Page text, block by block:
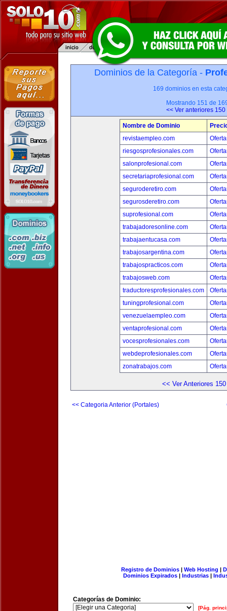
Dominios de la Categoría -
169 dominios en esta
Mostrando 151 de
<< Ver anteriores 150
Nombre de Dominio
revistaempleo.com
riesgosprofesionales.com
salonprofesional.com
secretariaprofesional.com
seguroderetiro.com
segurosderetiro.com
suprofesional.com
trabajadoresonline.com
trabajaentucasa.com
trabajosargentina.com
trabajospracticos.com
trabajosweb.com
traductoresprofesionales.com
tuningprofesional.com
venezuelaempleo.com
ventaprofesional.com
vocesprofesionales.com
webdeprofesionales.com
zonatrabajos.com
<< Ver Anteriores 150
<< Categoria Anterior (Portales)
Registro de Dominios| Web Hosting |
Dominios Expirados | Industrias |
Categorías de Dominio:
[Pág.